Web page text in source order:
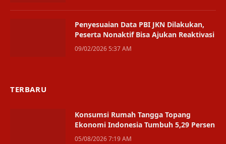
Penyesuaian Data PBI JKN Dilakukan,
Peserta Nonaktif Bisa Ajukan Reaktivasi
09/02/2026 5:37 AM
TERBARU
Konsumsi Rumah Tangga Topang
Ekonomi Indonesia Tumbuh 5,29 Persen
05/08/2026 7:19 AM